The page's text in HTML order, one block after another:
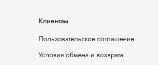
Клиентам
Пользовательское соглашение
Условия обмена и возврата